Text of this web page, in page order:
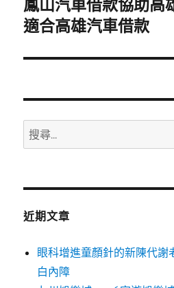
下
一
文
鳳山汽車借款協助高
適合高雄汽車借款
搜
尋
鍵
近期文章
眼科增進童顏針的新陳代
白內障